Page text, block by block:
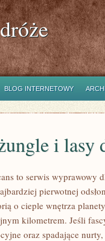
BLOG INTERNETOWY
i lasy
to serwis wyprawowy
pierwotnej
o cieple wnętrza
kilometrem. Jeśli
oraz spadające